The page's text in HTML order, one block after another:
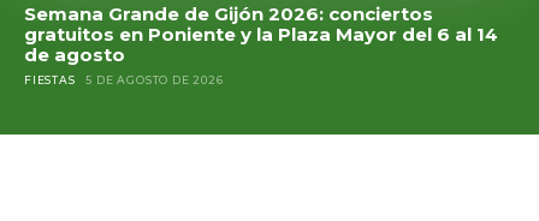
Semana Grande de Gijón 2026: conciertos
gratuitos en Poniente y la Plaza Mayor del 6 al 14
de agosto
FIESTAS 5 DE AGOSTO DE 2026